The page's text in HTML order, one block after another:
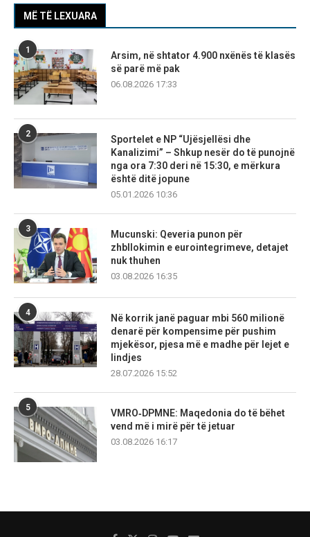
MË TË LEXUARA
1
Arsim, në shtator 4.900 nxënës të klasës
së parë më pak
06.08.2026 17:33
2
Sportelet e NP “Ujësjellësi dhe
Kanalizimi” – Shkup nesër do të punojnë
nga ora 7:30 deri në 15:30, e mërkura
është ditë jopune
05.01.2026 10:36
3
Mucunski: Qeveria punon për
zhbllokimin e eurointegrimeve, detajet
nuk thuhen
03.08.2026 16:35
4
Në korrik janë paguar mbi 560 milionë
denarë për kompensime për pushim
mjekësor, pjesa më e madhe për lejet e
lindjes
28.07.2026 15:52
5
VMRO‑DPMNE: Maqedonia do të bëhet
vend më i mirë për të jetuar
03.08.2026 16:17